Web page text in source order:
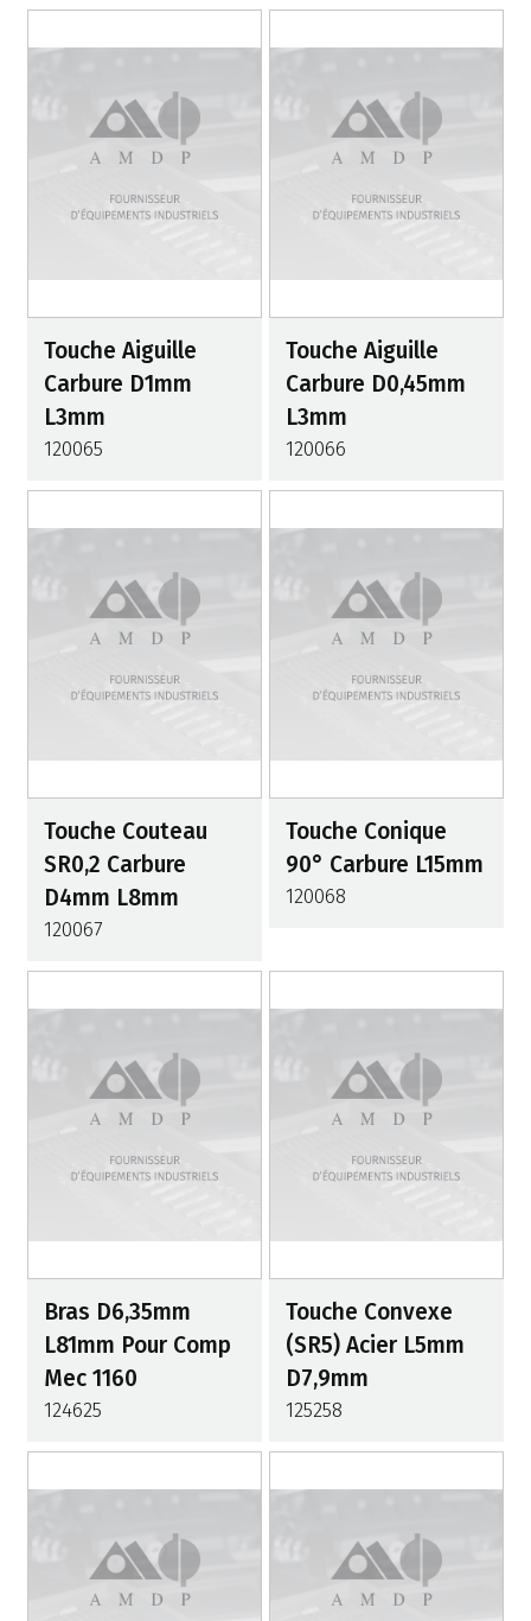
Touche Aiguille
Carbure D1mm
L3mm
120065
Touche Aiguille
Carbure D0,45mm
L3mm
120066
Touche Couteau
SR0,2 Carbure
D4mm L8mm
120067
Touche Conique
90° Carbure L15mm
120068
Bras D6,35mm
L81mm Pour Comp
Mec 1160
124625
Touche Convexe
(SR5) Acier L5mm
D7,9mm
125258